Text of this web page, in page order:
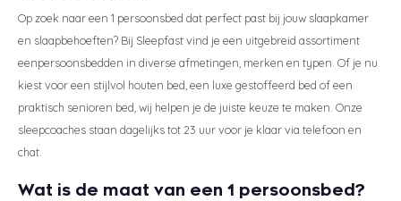
Op zoek naar een 1 persoonsbed dat perfect past bij jouw slaapkamer
en slaapbehoeften? Bij Sleepfast vind je een uitgebreid assortiment
eenpersoonsbedden in diverse afmetingen, merken en typen. Of je nu
kiest voor een stijlvol houten bed, een luxe gestoffeerd bed of een
praktisch senioren bed, wij helpen je de juiste keuze te maken. Onze
sleepcoaches staan dagelijks tot 23 uur voor je klaar via telefoon en
chat.
Wat is de maat van een 1 persoonsbed?